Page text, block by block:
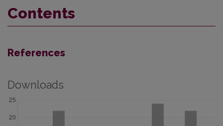
Contents
References
Downloads